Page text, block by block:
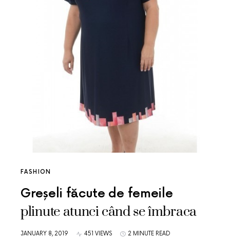
FASHION
Greșeli făcute de femeile
plinute atunci când se îmbraca
JANUARY 8, 2019 451 VIEWS 2 MINUTE READ